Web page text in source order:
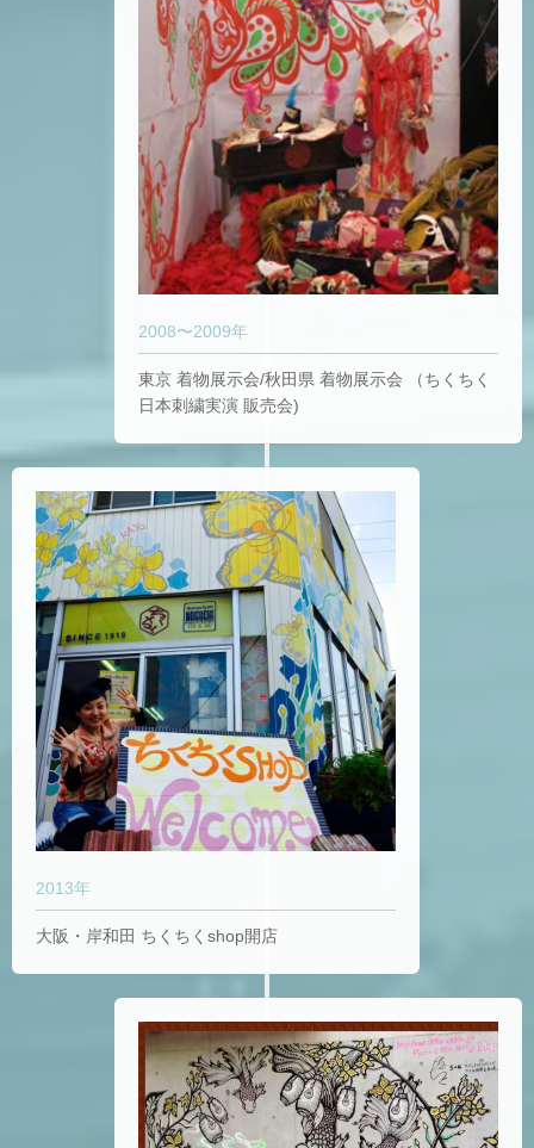
2008〜2009年
東京 着物展示会/秋田県 着物展示会 （ちくちく
日本刺繍実演 販売会)
2013年
大阪・岸和田 ちくちくshop開店